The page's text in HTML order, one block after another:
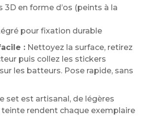
3D en forme d’os (peints à la
pour fixation durable
: Nettoyez la surface, retirez
puis collez les stickers
les batteurs. Pose rapide, sans
set est artisanal, de légères
rendent chaque exemplaire